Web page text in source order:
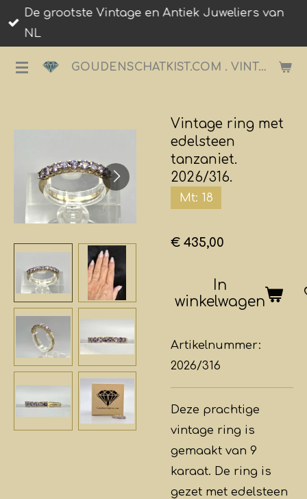
Ga
direct
de
GOUDENSCHATKIST.COM . VINTAGE JUWELIER.
De grootste Vintage en Antiek Juweliers van
NL
Vintage ring met
edelsteen
tanzaniet.
2026/316.
Mt: 18
€ 435,00
In
winkelwagen
Artikelnummer:
2026/316
Deze prachtige
vintage ring is
gemaakt van 9
karaat. De ring is
gezet met edelsteen